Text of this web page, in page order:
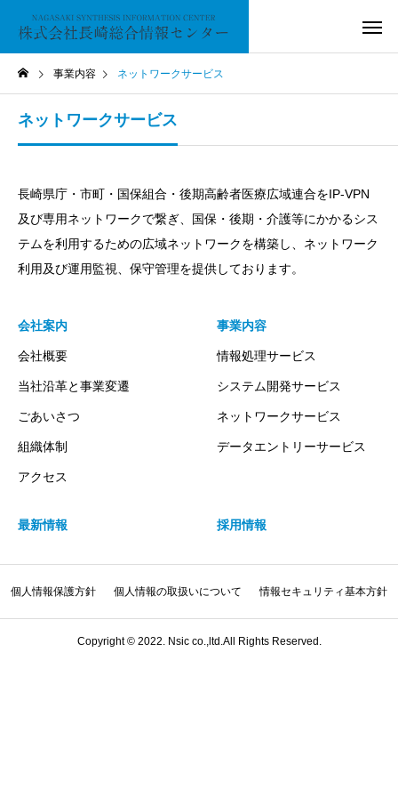
事業内容 ネットワークサービス
ネットワークサービス
長崎県庁・市町・国保組合・後期高齢者医療広域連合をIP-VPN
及び専用ネットワークで繋ぎ、国保・後期・介護等にかかるシス
テムを利用するための広域ネットワークを構築し、ネットワーク
利用及び運用監視、保守管理を提供しております。
会社案内
会社概要
当社沿革と事業変遷
ごあいさつ
組織体制
アクセス
事業内容
情報処理サービス
システム開発サービス
ネットワークサービス
データエントリーサービス
最新情報 採用情報
個人情報保護方針 個人情報の取扱いについて 情報セキュリティ基本方針
Copyright © 2022. Nsic co.,ltd.All Rights Reserved.